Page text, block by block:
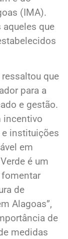
(IMA).
aqueles que
ressaltou que
para a
e gestão.
incentivo
instituições
em
é um
de
Alagoas”,
de
medidas